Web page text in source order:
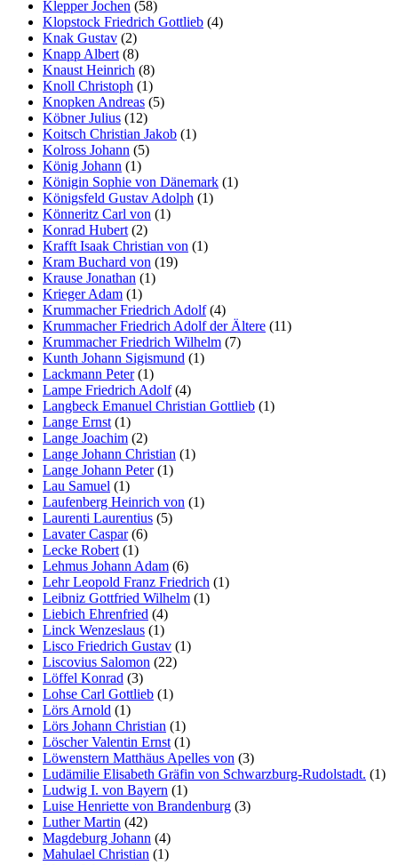
Klepper Jochen (58)
Klopstock Friedrich Gottlieb (4)
Knak Gustav (2)
Knapp Albert (8)
Knaust Heinrich (8)
Knoll Christoph (1)
Knopken Andreas (5)
Köbner Julius (12)
Koitsch Christian Jakob (1)
Kolross Johann (5)
König Johann (1)
Königin Sophie von Dänemark (1)
Königsfeld Gustav Adolph (1)
Könneritz Carl von (1)
Konrad Hubert (2)
Krafft Isaak Christian von (1)
Kram Buchard von (19)
Krause Jonathan (1)
Krieger Adam (1)
Krummacher Friedrich Adolf(4)
Krummacher Friedrich Adolf der Ältere (11)
Krummacher Friedrich Wilhelm (7)
Kunth Johann Sigismund (1)
Lackmann Peter(1)
Lampe Friedrich Adolf(4)
Langbeck Emanuel Christian Gottlieb (1)
Lange Ernst (1)
Lange Joachim (2)
Lange Johann Christian (1)
Lange Johann Peter(1)
Lau Samuel (1)
Laufenberg Heinrich von (1)
Laurenti Laurentius (5)
Lavater Caspar(6)
Lecke Robert (1)
Lehmus Johann Adam (6)
Lehr Leopold Franz Friedrich (1)
Leibniz Gottfried Wilhelm (1)
Liebich Ehrenfried (4)
Linck Wenzeslaus (1)
Lisco Friedrich Gustav (1)
Liscovius Salomon (22)
Löffel Konrad (3)
Lohse Carl Gottlieb (1)
Lörs Arnold (1)
Lörs Johann Christian (1)
Löscher Valentin Ernst (1)
Löwenstern Matthäus Apelles von (3)
Ludämilie Elisabeth Gräfin von Schwarzburg-Rudolstadt. (1)
Ludwig I. von Bayern (1)
Luise Henriette von Brandenburg (3)
Luther Martin (42)
Magdeburg Johann (4)
Mahulael Christian (1)